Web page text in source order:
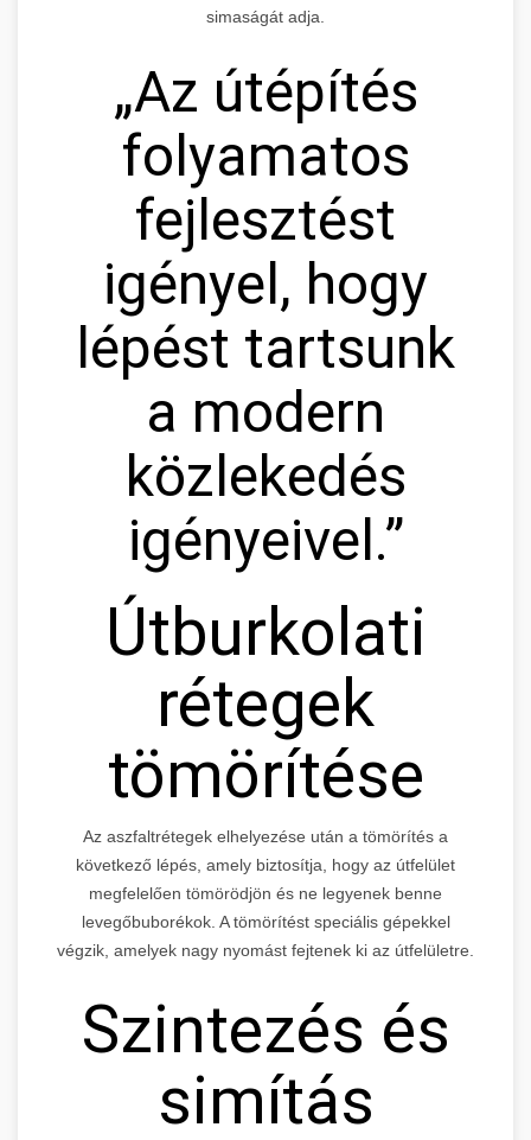
simaságát adja.
„Az útépítés
folyamatos
fejlesztést
igényel, hogy
lépést tartsunk
a modern
közlekedés
igényeivel.”
Útburkolati
rétegek
tömörítése
Az aszfaltrétegek elhelyezése után a tömörítés a
következő lépés, amely biztosítja, hogy az útfelület
megfelelően tömörödjön és ne legyenek benne
levegőbuborékok. A tömörítést speciális gépekkel
végzik, amelyek nagy nyomást fejtenek ki az útfelületre.
Szintezés és
simítás